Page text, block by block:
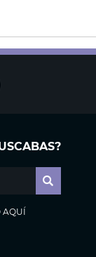
AQUÍ